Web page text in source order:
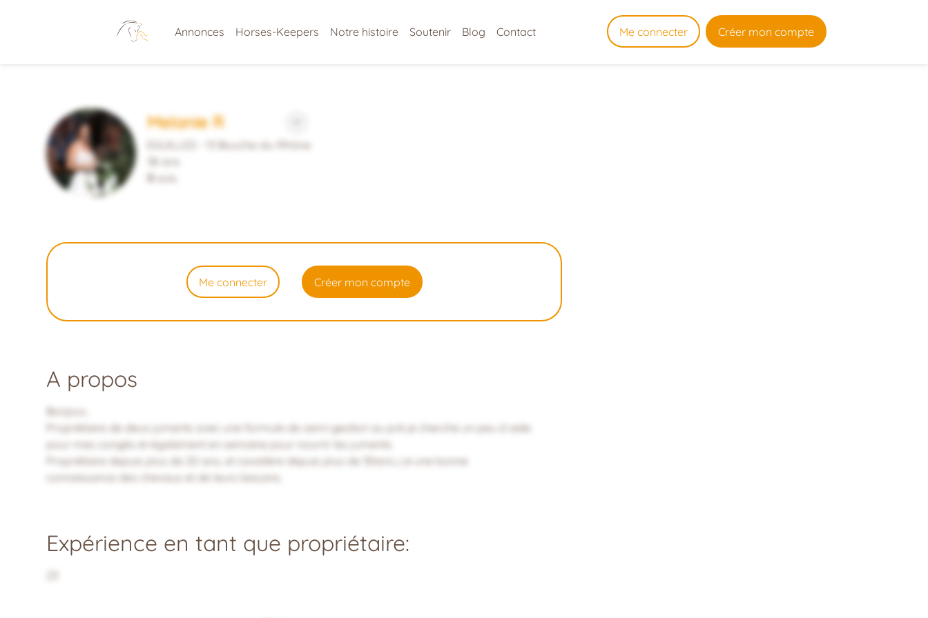
Annonces Horses-Keepers Notre histoire Soutenir Blog Contact Me connecter Créer mon compte
Melanie R
EGUILLES - 13 Bouche-du-Rhône
38 ans
0 avis
Me connecter Créer mon compte
A propos
Bonjour,
Propriétaire de deux juments avec une formule de semi-gestion au pré je cherche un peu d aide
pour mes congés et également en semaine pour nourrir les juments.
Propriétaire depuis plus de 20 ans, et cavalière depuis plus de 30ans j ai une bonne
connaissance des chevaux et de leurs besoins.
Expérience en tant que propriétaire: